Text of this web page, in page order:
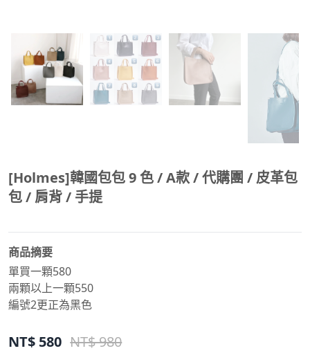
[Holmes]韓國包包 9 色 / A款 / 代購團 / 皮革包
包 / 肩背 / 手提
商品摘要
單買一顆580
兩顆以上一顆550
編號2更正為黑色
NT$ 580 NT$ 980